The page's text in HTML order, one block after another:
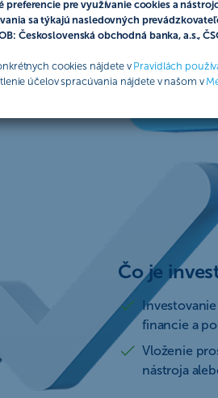
preferencie pre využívanie cookies a
sa týkajú nasledovných
Československá obchodná banka, a.s.,
cookies nájdete v Pravidlách
účelov spracúvania nájdete v našom v
Čo je
financie a
Vloženie
nástroja